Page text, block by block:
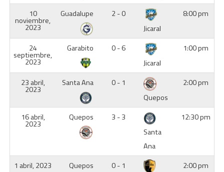
10
noviembre,
2023
Guadalupe
2 - 0
Jicaral
8:00 pm
24
septiembre,
2023
Garabito
0 - 6
Jicaral
1:00 pm
23 abril,
2023
Santa Ana
0 - 1
Quepos
2:00 pm
16 abril,
2023
Quepos
3 - 3
Santa
Ana
12:30 pm
1 abril, 2023 Quepos
0 - 1
2:00 pm